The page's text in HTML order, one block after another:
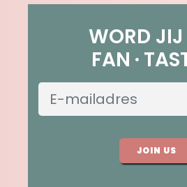
WORD JIJ
FAN
JOIN US